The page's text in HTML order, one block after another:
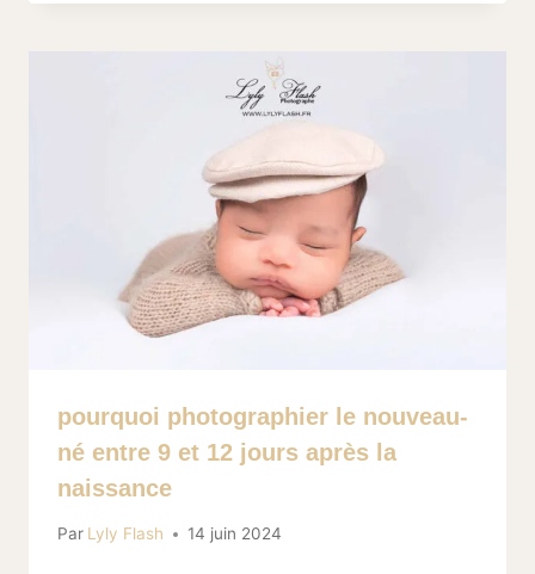
pourquoi photographier le nouveau-
né entre 9 et 12 jours après la
naissance
Par Lyly Flash 14 juin 2024